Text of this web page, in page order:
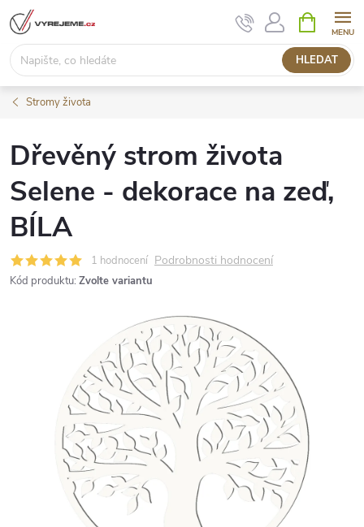
Přejít
na
obsah
HLEDAT
NÁKUPNÍ
KOŠÍK
Stromy života
Dřevěný strom života
Selene - dekorace na zeď,
BÍLA
1 hodnocení Podrobnosti hodnocení
Kód produktu: Zvolte variantu